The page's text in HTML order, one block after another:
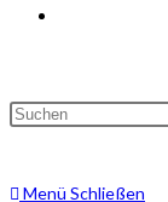
Menü Schließen